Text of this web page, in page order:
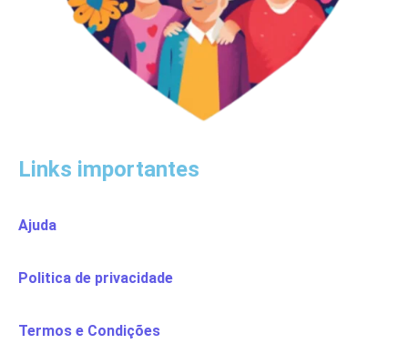
Links importantes
Ajuda
Politica de privacidade
Termos e Condições